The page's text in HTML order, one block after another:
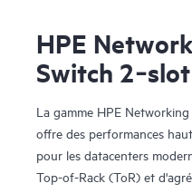
HPE
Switch
La gamme HPE
offre des performances
pour les datacenters
Top-of-Rack (ToR) et